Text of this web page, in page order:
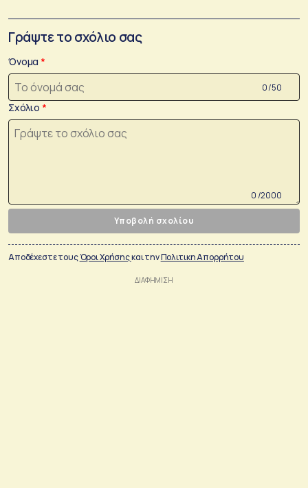
Γράψτε το σχόλιο σας
Όνομα
0 /50
Σχόλιο
0 /2000
Υποβολή σχολίου
Αποδέχεστε τουςΌροι Χρήσηςκαι τηνΠολιτικη Απορρήτου